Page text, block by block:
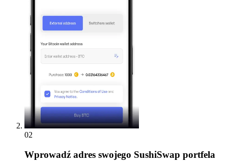
02
Wprowadź adres swojego SushiSwap portfela